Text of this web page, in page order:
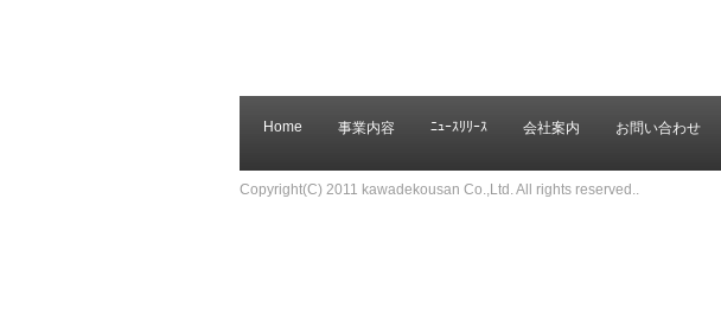
Home 事業内容 ﾆｭｰｽﾘﾘｰｽ 会社案内 お問い合わせ
Copyright(C) 2011 kawadekousan Co.,Ltd. All rights reserved..